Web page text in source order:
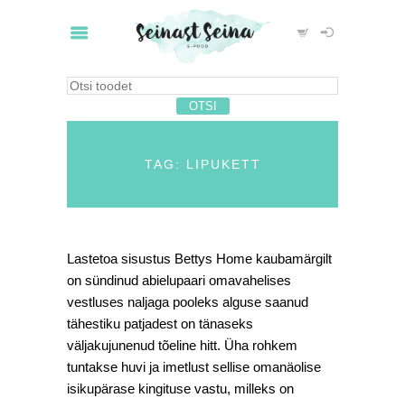
TAG: LIPUKETT
Lastetoa sisustus Bettys Home kaubamärgilt
on sündinud abielupaari omavahelises
vestluses naljaga pooleks alguse saanud
tähestiku patjadest on tänaseks
väljakujunenud tõeline hitt. Üha rohkem
tuntakse huvi ja imetlust sellise omanäolise
isikupärase kingituse vastu, milleks on